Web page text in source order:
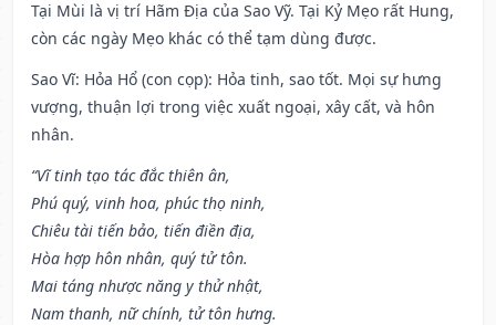
Tại Mùi là vị trí Hãm Địa của Sao Vỹ. Tại Kỷ Mẹo rất Hung,
còn các ngày Mẹo khác có thể tạm dùng được.
Sao Vĩ: Hỏa Hổ (con cọp): Hỏa tinh, sao tốt. Mọi sự hưng
vượng, thuận lợi trong việc xuất ngoại, xây cất, và hôn
nhân.
“Vĩ tinh tạo tác đắc thiên ân,
Phú quý, vinh hoa, phúc thọ ninh,
Chiêu tài tiến bảo, tiến điền địa,
Hòa hợp hôn nhân, quý tử tôn.
Mai táng nhược năng y thử nhật,
Nam thanh, nữ chính, tử tôn hưng.